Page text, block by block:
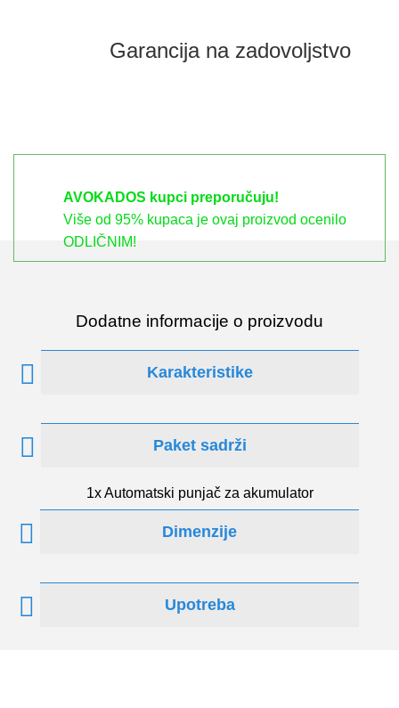
Garancija na zadovoljstvo
AVOKADOS kupci preporučuju!
Više od 95% kupaca je ovaj proizvod ocenilo
ODLIČNIM!
Dodatne informacije o proizvodu
Karakteristike
Paket sadrži
1x Automatski punjač za akumulator
Dimenzije
Upotreba